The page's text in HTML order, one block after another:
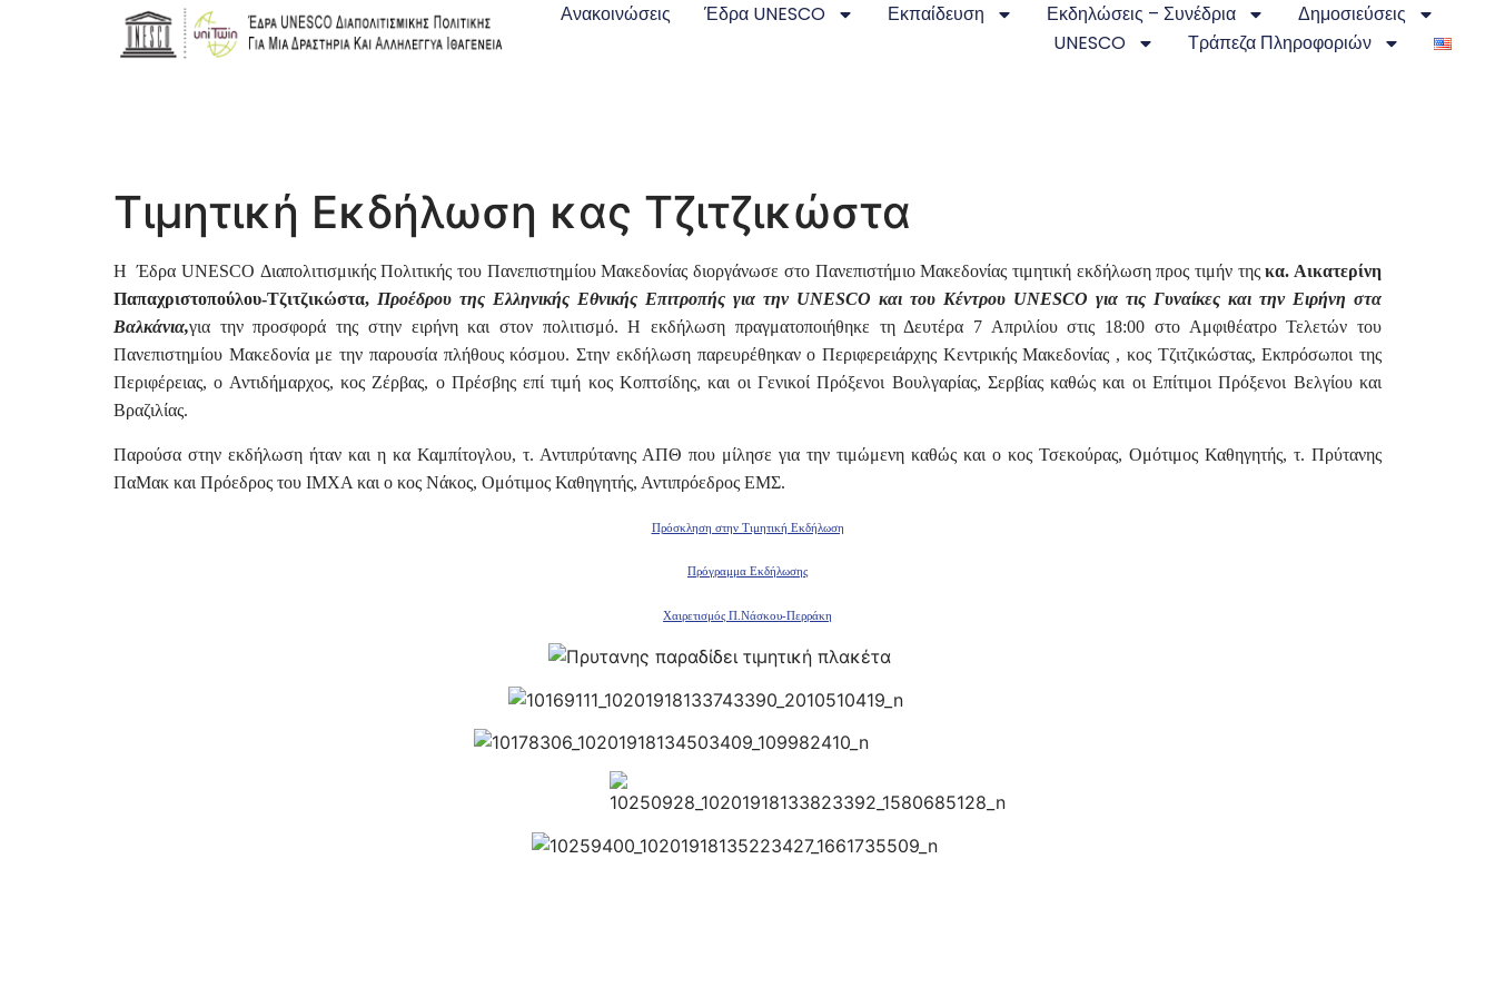
Ανακοινώσεις Έδρα UNESCO Εκπαίδευση Εκδηλώσεις – Συνέδρια
Δημοσιεύσεις
UNESCO
Τράπεζα Πληροφοριών
Τιμητική Εκδήλωση κας Τζιτζικώστα
Η Έδρα UNESCO Διαπολιτισμικής Πολιτικής του Πανεπιστημίου Μακεδονίας διοργάνωσε στο Πανεπιστήμιο Μακεδονίας τιμητική εκδήλωση προς τιμήν τηςκα. Αικατερίνη
Παπαχριστοπούλου-Τζιτζικώστα, Προέδρου της Ελληνικής Εθνικής Επιτροπής για την UNESCO και του Κέντρου UNESCO για τις Γυναίκες και την Ειρήνη στα
Βαλκάνια,για την προσφορά της στην ειρήνη και στον πολιτισμό. Η εκδήλωση πραγματοποιήθηκε τη Δευτέρα 7 Απριλίου στις 18:00 στο Αμφιθέατρο Τελετών του
Πανεπιστημίου Μακεδονία με την παρουσία πλήθους κόσμου. Στην εκδήλωση παρευρέθηκαν ο Περιφερειάρχης Κεντρικής Μακεδονίας , κος Τζιτζικώστας, Εκπρόσωποι της
Περιφέρειας, ο Αντιδήμαρχος, κος Ζέρβας, ο Πρέσβης επί τιμή κος Κοπτσίδης, και οι Γενικοί Πρόξενοι Βουλγαρίας, Σερβίας καθώς και οι Επίτιμοι Πρόξενοι Βελγίου και
Βραζιλίας.
Παρούσα στην εκδήλωση ήταν και η κα Καμπίτογλου, τ. Αντιπρύτανης ΑΠΘ που μίλησε για την τιμώμενη καθώς και ο κος Τσεκούρας, Ομότιμος Καθηγητής, τ. Πρύτανης
ΠαΜακ και Πρόεδρος του ΙΜΧΑ και ο κος Νάκος, Ομότιμος Καθηγητής, Αντιπρόεδρος ΕΜΣ.
Πρόσκληση στην Τιμητική Εκδήλωση
Πρόγραμμα Εκδήλωσης
Χαιρετισμός Π.Νάσκου-Περράκη